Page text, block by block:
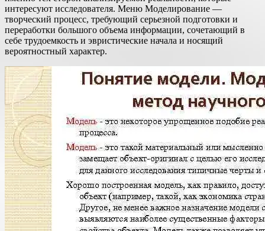
интересуют исследователя. Меню Моделирование —
творческий процесс, требующий серьезной подготовки и
переработки большого объема информации, сочетающий в
себе трудоемкость и эвристические начала и носящий
вероятностный характер.